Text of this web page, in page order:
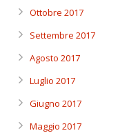
Ottobre 2017
Settembre 2017
Agosto 2017
Luglio 2017
Giugno 2017
Maggio 2017